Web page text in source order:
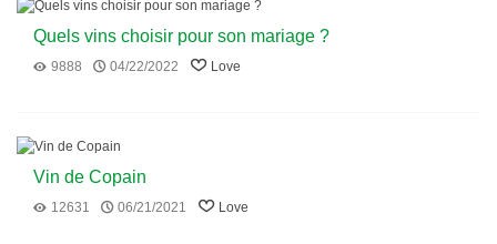
Quels vins choisir pour son mariage ?
9888 04/22/2022 Love
Vin de Copain
12631 06/21/2021 Love